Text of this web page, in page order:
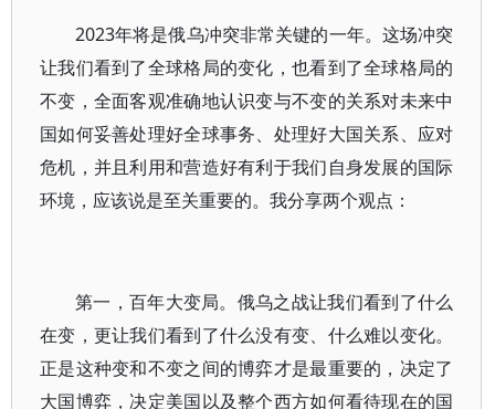
2023年将是俄乌冲突非常关键的一年。这场冲突
让我们看到了全球格局的变化，也看到了全球格局的
不变，全面客观准确地认识变与不变的关系对未来中
国如何妥善处理好全球事务、处理好大国关系、应对
危机，并且利用和营造好有利于我们自身发展的国际
环境，应该说是至关重要的。我分享两个观点：
第一，百年大变局。俄乌之战让我们看到了什么
在变，更让我们看到了什么没有变、什么难以变化。
正是这种变和不变之间的博弈才是最重要的，决定了
大国博弈，决定美国以及整个西方如何看待现在的国